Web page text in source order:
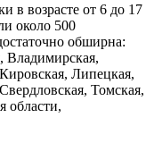
в возрасте от 6 до 17
около 500
обширна:
Владимирская,
Липецкая,
Томская,
области,